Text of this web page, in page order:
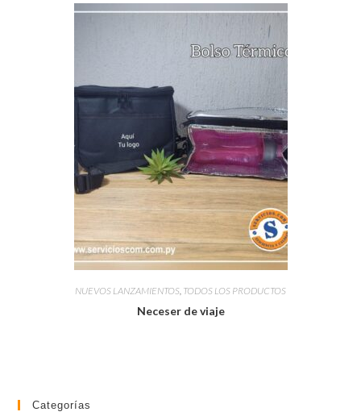
NUEVOS LANZAMIENTOS, TODOS LOS PRODUCTOS
Neceser de viaje
Categorías